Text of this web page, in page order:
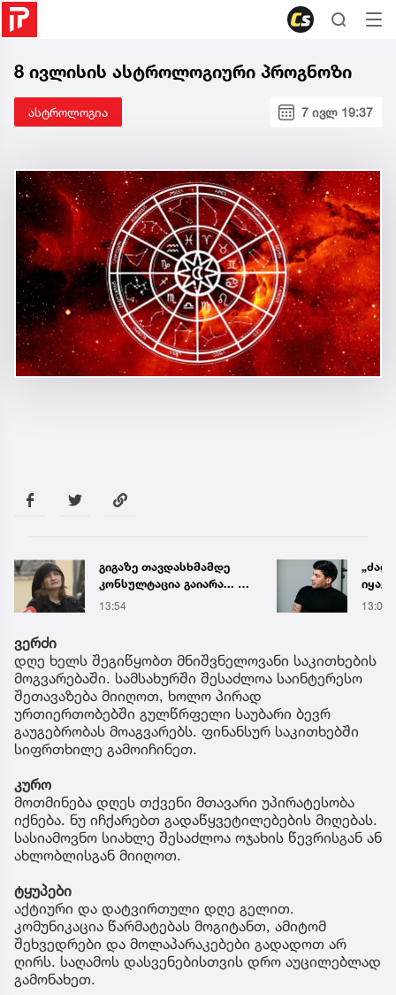
8 ივლისის ასტროლოგიური პროგნოზი
ასტროლოგია 7 ივლ 19:37
გიგაზე თავდასხმამდე
კონსულტაცია გაიარა... -
რა დეტალებს
13:54 13:03
ვერძი
დღე ხელს შეგიწყობთ მნიშვნელოვანი საკითხების
მოგვარებაში. სამსახურში შესაძლოა საინტერესო
შეთავაზება მიიღოთ, ხოლო პირად
ურთიერთობებში გულწრფელი საუბარი ბევრ
გაუგებრობას მოაგვარებს. ფინანსურ საკითხებში
სიფრთხილე გამოიჩინეთ.
კურო
მოთმინება დღეს თქვენი მთავარი უპირატესობა
იქნება. ნუ იჩქარებთ გადაწყვეტილებების მიღებას.
სასიამოვნო სიახლე შესაძლოა ოჯახის წევრისგან ან
ახლობლისგან მიიღოთ.
ტყუპები
აქტიური და დატვირთული დღე გელით.
კომუნიკაცია წარმატებას მოგიტანთ, ამიტომ
შეხვედრები და მოლაპარაკებები გადადოთ არ
ღირს. საღამოს დასვენებისთვის დრო აუცილებლად
გამონახეთ.